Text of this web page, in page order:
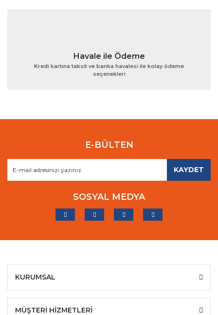
Havale ile Ödeme
Kredi kartına taksit ve banka havalesi ile kolay ödeme
seçenekleri
E-BÜLTEN
KAYDET
SOSYAL MEDYA
KURUMSAL
MÜŞTERİ HİZMETLERİ